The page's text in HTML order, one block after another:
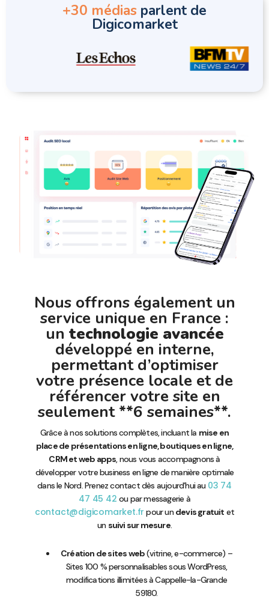
+30 médias parlent de
Digicomarket
Nous offrons également un
service unique en France :
un technologie avancée
développé en interne,
permettant d’optimiser
votre présence locale et de
référencer votre site en
seulement **6 semaines**.
Grâce à nos solutions complètes, incluant la mise en
place de présentations en ligne, boutiques en ligne,
CRM et web apps, nous vous accompagnons à
développer votre business en ligne de manière optimale
dans le Nord. Prenez contact dès aujourd’hui au 03 74
47 45 42 ou par messagerie à
contact@digicomarket.fr pour undevis gratuit et
un suivi sur mesure.
Création de sites web(vitrine, e-commerce) –
Sites 100 % personnalisables sous WordPress,
modifications illimitées à Cappelle-la-Grande
59180.